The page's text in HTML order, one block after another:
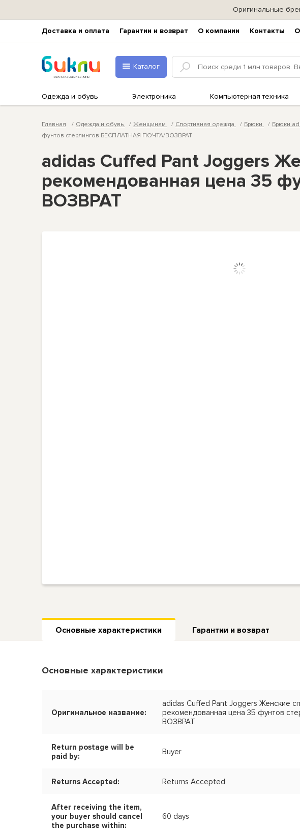
Оригинальные
Доставка и оплата Гарантии и возврат О компании Контакты
Каталог
Одежда и обувь Электроника Компьютерная техника
Главная Одежда и обувь Женщинам Спортивная одежда Брюки Брюки
фунтов стерлингов БЕСПЛАТНАЯ ПОЧТА/ВОЗВРАТ
adidas Cuffed Pant Joggers
рекомендованная цена 35
ВОЗВРАТ
Основные характеристики Гарантии и возврат
Основные характеристики
Оригинальное название:
adidas Cuffed Pant Joggers Женские
рекомендованная цена 35 фунтов
ВОЗВРАТ
Return postage will be
paid by:
Buyer
Returns Accepted: Returns Accepted
After receiving the item,
your buyer should cancel
the purchase within:
60 days